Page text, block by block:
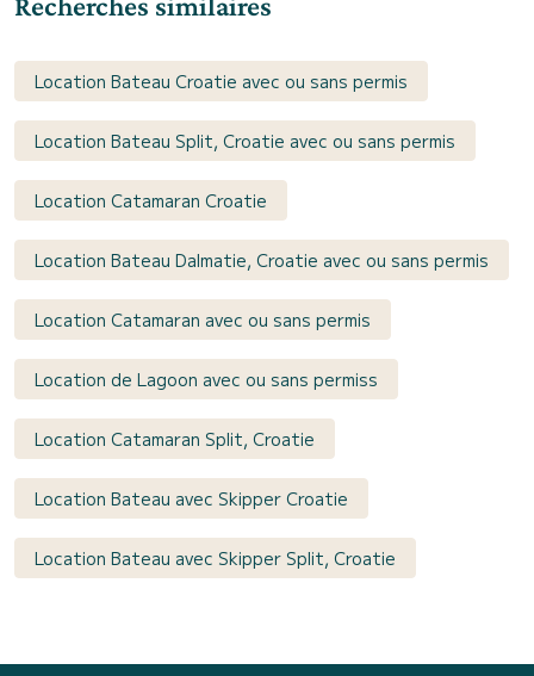
Location Bateau Croatie avec ou sans permis
Location Bateau Split, Croatie avec ou sans permis
Location Catamaran Croatie
Location Bateau Dalmatie, Croatie avec ou sans permis
Location Catamaran avec ou sans permis
Location de Lagoon avec ou sans permiss
Location Catamaran Split, Croatie
Location Bateau avec Skipper Croatie
Location Bateau avec Skipper Split, Croatie